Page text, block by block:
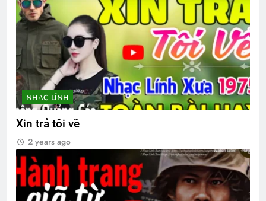
CSVSQ Nguyễn Hữu Cước K21
1 Year Ago
HỒNG ÂN VÔ TẬN (Rabindranath
Tagore)
2 Years Ago
3 Years Ago
Phiên Gác Đêm Xuân
NHẠC LÍNH
Xin trả tôi về
2 years ago